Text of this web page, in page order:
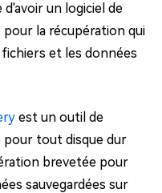
un logiciel de
la récupération qui
et les données
est un outil de
pour tout disque dur
brevetée pour
sauvegardées sur